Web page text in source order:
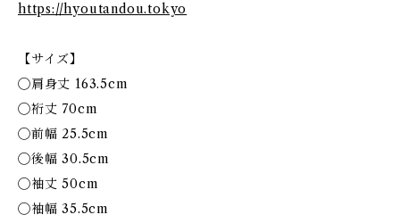
https://hyoutandou.tokyo
【サイズ】
◯肩身丈 163.5cm
◯裄丈 70cm
◯前幅 25.5cm
◯後幅 30.5cm
◯袖丈 50cm
◯袖幅 35.5cm